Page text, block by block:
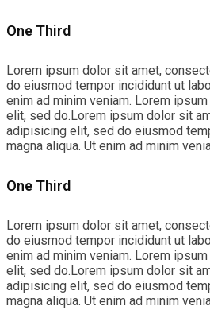
One Third
Lorem ipsum dolor sit amet,
do eiusmod tempor incididunt ut
enim ad minim veniam. Lorem
elit, sed do.Lorem ipsum dolor sit
adipisicing elit, sed do eiusmod
magna aliqua. Ut enim ad minim
One Third
Lorem ipsum dolor sit amet,
do eiusmod tempor incididunt ut
enim ad minim veniam. Lorem
elit, sed do.Lorem ipsum dolor sit
adipisicing elit, sed do eiusmod
magna aliqua. Ut enim ad minim